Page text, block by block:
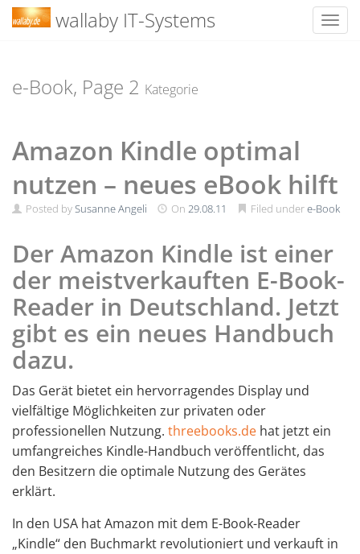
content
wallaby IT-Systems
e-Book, Page 2 Kategorie
Amazon Kindle optimal
nutzen – neues eBook hilft
Posted bySusanne Angeli On 29.08.11 Filed undere-Book
Der Amazon Kindle ist einer
der meistverkauften E-Book-
Reader in Deutschland. Jetzt
gibt es ein neues Handbuch
dazu.
Das Gerät bietet ein hervorragendes Display und
vielfältige Möglichkeiten zur privaten oder
professionellen Nutzung. threebooks.de hat jetzt ein
umfangreiches Kindle-Handbuch veröffentlicht, das
den Besitzern die optimale Nutzung des Gerätes
erklärt.
In den USA hat Amazon mit dem E-Book-Reader
„Kindle“ den Buchmarkt revolutioniert und verkauft in